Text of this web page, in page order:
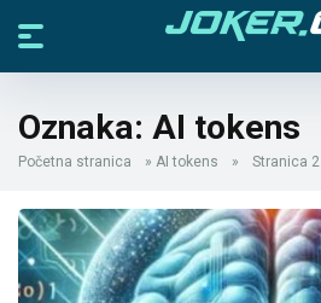
Oznaka: AI tokens
Početna stranica » AI tokens » Stranica 2